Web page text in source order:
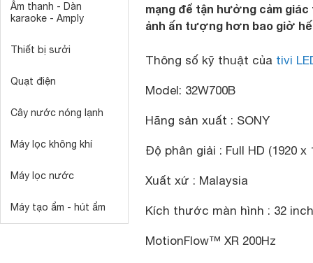
Âm thanh - Dàn
karaoke - Amply
Thiết bị sưởi
Quạt điện
Cây nước nóng lạnh
Máy lọc không khí
Máy lọc nước
Máy tạo ẩm - hút ẩm
mạng để tận hưởng cảm
ảnh ấn tượng hơn bao giờ
Thông số kỹ thuật của tivi
Model: 32W700B
Hãng sản xuất : SONY
Độ phân giải : Full HD (1920 x
Xuất xứ : Malaysia
Kích thước màn hình : 32 inch
MotionFlow™ XR 200Hz